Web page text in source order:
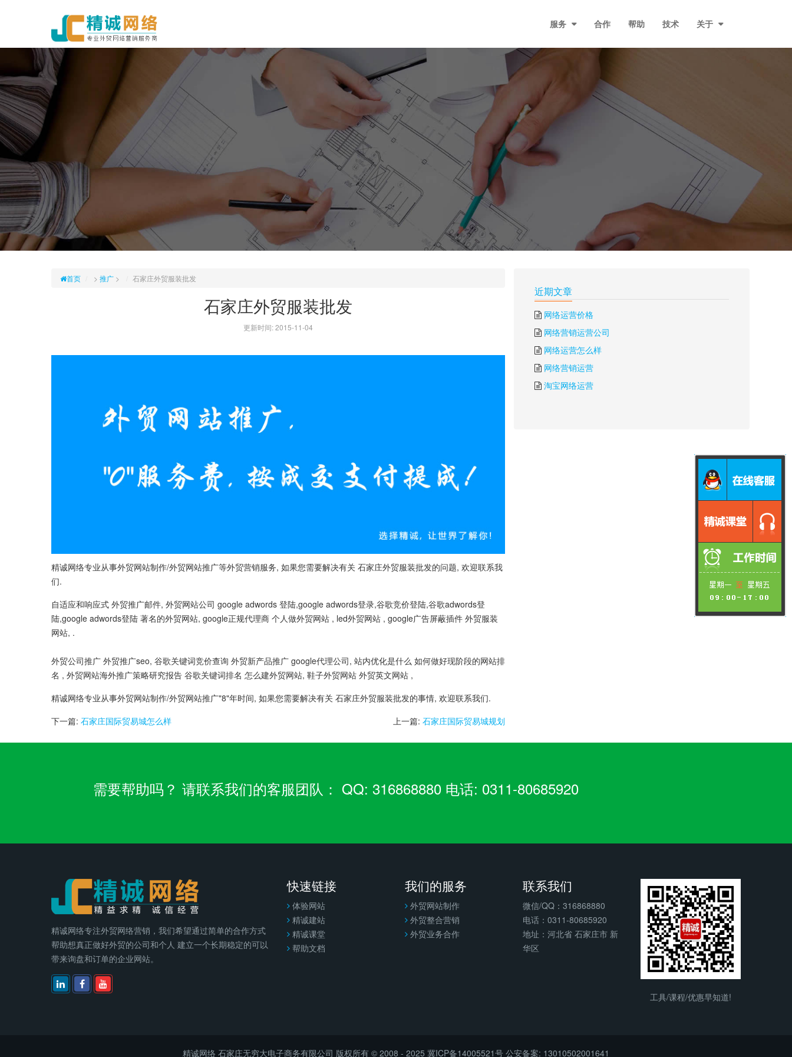
服务 合作 帮助 技术 关于
首页 > 推广 > 石家庄外贸服装批发
石家庄外贸服装批发
更新时间: 2015-11-04
精诚网络专业从事外贸网站制作/外贸网站推广等外贸营销服务, 如果您需要解决有关 石家庄外贸服装批发的问题, 欢迎联系我
们.
自适应和响应式 外贸推广邮件, 外贸网站公司 google adwords 登陆,google adwords登录,谷歌竞价登陆,谷歌adwords登
陆,google adwords登陆 著名的外贸网站, google正规代理商 个人做外贸网站 , led外贸网站 , google广告屏蔽插件 外贸服装
网站, .
外贸公司推广 外贸推广seo, 谷歌关键词竞价查询 外贸新产品推广 google代理公司, 站内优化是什么 如何做好现阶段的网站排
名 , 外贸网站海外推广策略研究报告 谷歌关键词排名 怎么建外贸网站, 鞋子外贸网站 外贸英文网站 ,
精诚网络专业从事外贸网站制作/外贸网站推广"8"年时间, 如果您需要解决有关 石家庄外贸服装批发的事情, 欢迎联系我们.
上一篇: 石家庄国际贸易城规划
下一篇: 石家庄国际贸易城怎么样
近期文章
网络运营价格
网络营销运营公司
网络运营怎么样
网络营销运营
淘宝网络运营
需要帮助吗？ 请联系我们的客服团队： QQ: 316868880 电话: 0311-80685920
精诚网络专注外贸网络营销，我们希望通过简单的合作方式
帮助想真正做好外贸的公司和个人 建立一个长期稳定的可以
带来询盘和订单的企业网站。
快速链接
体验网站
精诚建站
精诚课堂
帮助文档
我们的服务
外贸网站制作
外贸整合营销
外贸业务合作
工具/课程/优惠早知道!
联系我们
微信/QQ：316868880
电话：0311-80685920
地址：河北省 石家庄市 新
华区
精诚网络 石家庄无穷大电子商务有限公司 版权所有 © 2008 - 2025 冀ICP备14005521号 公安备案: 13010502001641